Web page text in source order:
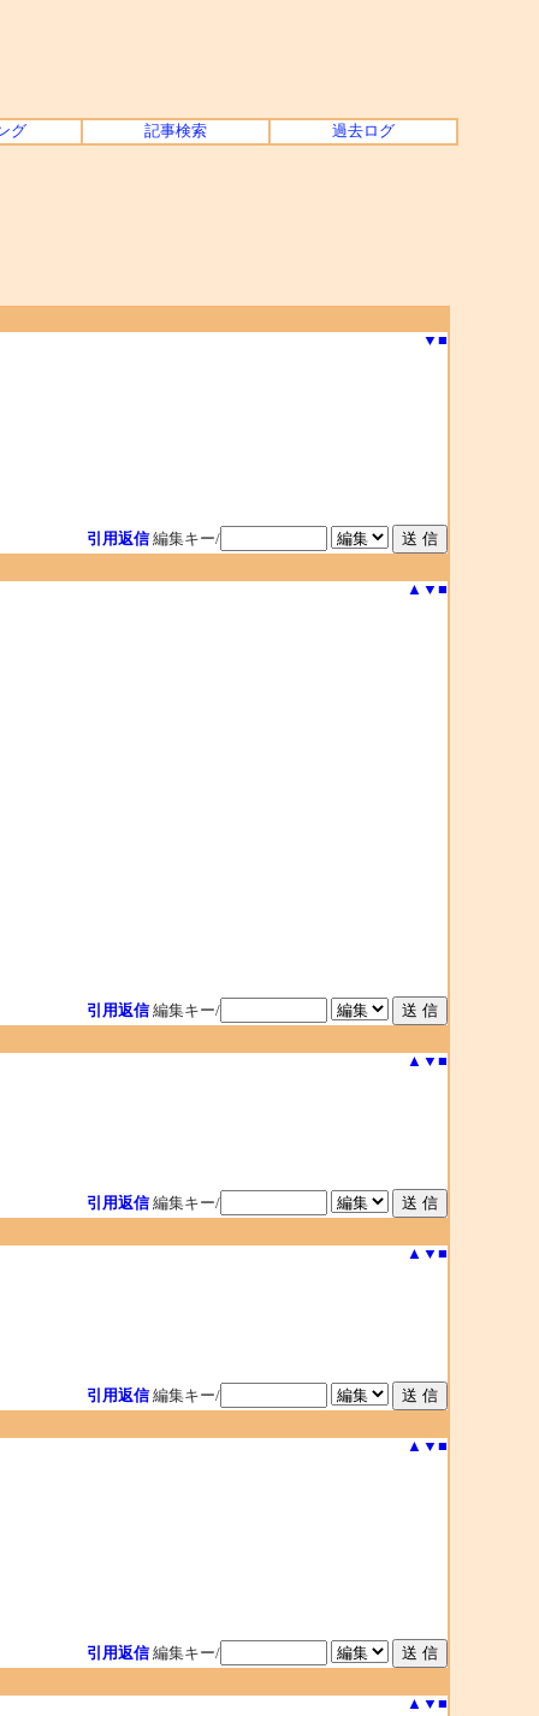
グ 記事検索 過去ログ
▼ ■
引用返信 編集キー/
▲ ▼ ■
引用返信 編集キー/
▲ ▼ ■
引用返信 編集キー/
▲ ▼ ■
引用返信 編集キー/
▲ ▼ ■
引用返信 編集キー/
▲ ▼ ■